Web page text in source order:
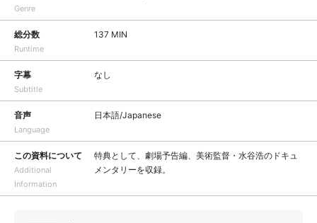
Genre
総分数
Runtime
137 MIN
字幕
Subtitle
なし
音声
Language
日本語/Japanese
この資料について
Additional
Information
特典として、劇場予告編、美術監督・水谷浩のドキュ
メンタリーを収録。